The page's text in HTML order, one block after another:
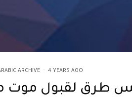
ARCHIVE · 4 YEARS AGO
طرق لقبول موت